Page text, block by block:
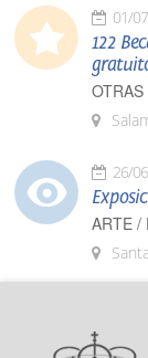
01/
122
26/
ARTE /